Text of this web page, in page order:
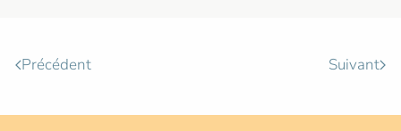
Précédent Suivant